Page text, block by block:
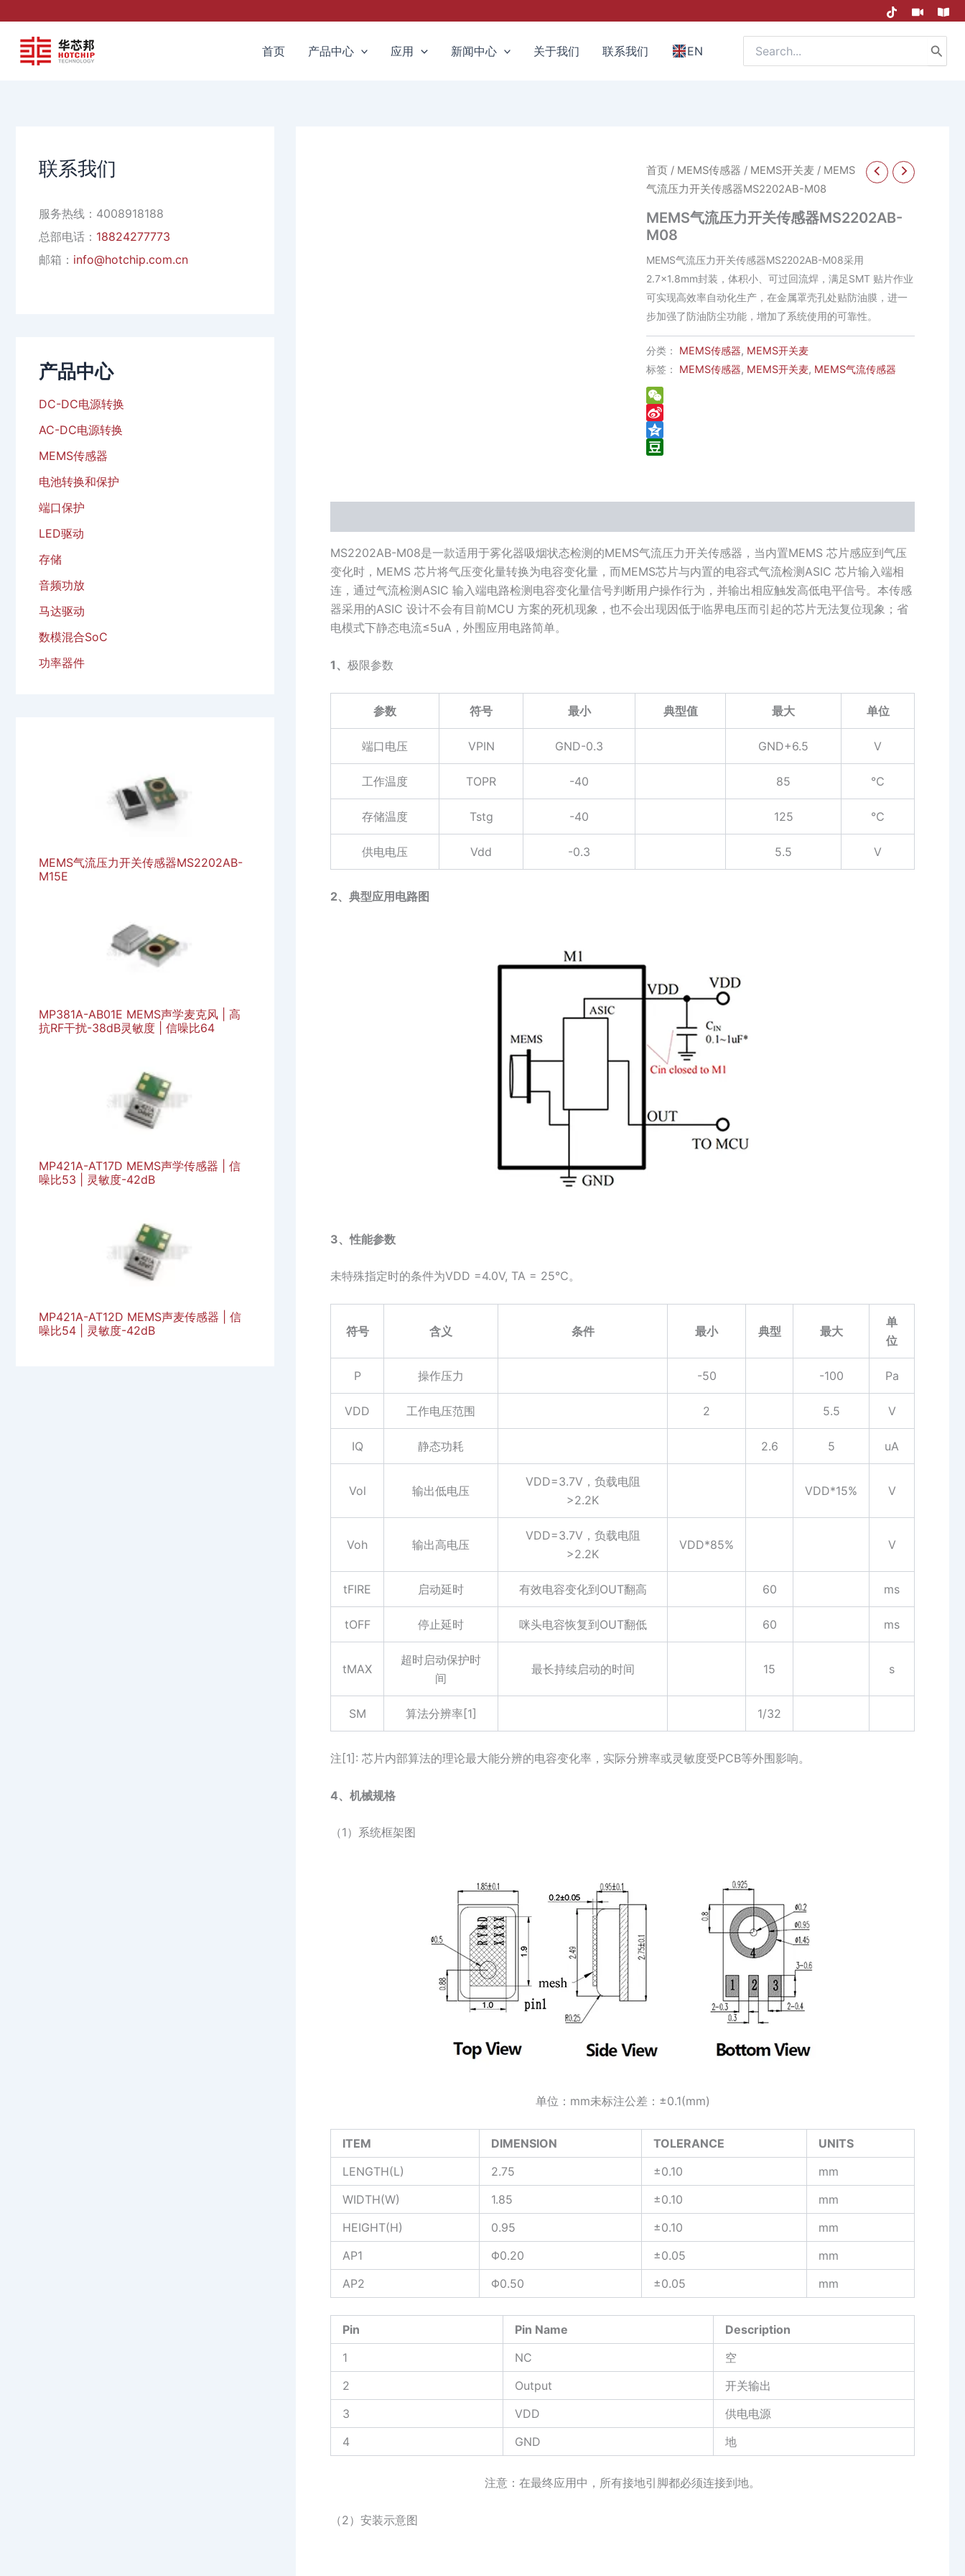
首页 产品中心 应用 新闻中心 关于我们 联系我们 EN
Search
for:
联系我们
服务热线：4008918188
总部电话： 18824277773
邮箱： info@hotchip.com.cn
产品中心
DC-DC电源转换
AC-DC电源转换
MEMS传感器
电池转换和保护
端口保护
LED驱动
存储
音频功放
马达驱动
数模混合SoC
功率器件
MEMS气流压力开关传感器MS2202AB-
M15E
MP381A-AB01E MEMS声学麦克风 | 高
抗RF干扰-38dB灵敏度 | 信噪比64
MP421A-AT17D MEMS声学传感器 | 信
噪比53 | 灵敏度-42dB
MP421A-AT12D MEMS声麦传感器 | 信
噪比54 | 灵敏度-42dB
首页/ MEMS传感器 / MEMS开关麦/ MEMS
气流压力开关传感器MS2202AB-M08
MEMS气流压力开关传感器MS2202AB-
M08
MEMS气流压力开关传感器MS2202AB-M08采用
2.7×1.8mm封装，体积小、可过回流焊，满足SMT 贴片作业
可实现高效率自动化生产，在金属罩壳孔处贴防油膜，进一
步加强了防油防尘功能，增加了系统使用的可靠性。
分类： MEMS传感器, MEMS开关麦
标签： MEMS传感器, MEMS开关麦, MEMS气流传感器
WeChat
Sina
Weibo
Qzone
MS2202AB-M08是一款适用于雾化器吸烟状态检测的MEMS气流压力开关传感器，当内置MEMS 芯片感应到气压
变化时，MEMS 芯片将气压变化量转换为电容变化量，而MEMS芯片与内置的电容式气流检测ASIC 芯片输入端相
连，通过气流检测ASIC 输入端电路检测电容变化量信号判断用户操作行为，并输出相应触发高低电平信号。本传感
器采用的ASIC 设计不会有目前MCU 方案的死机现象，也不会出现因低于临界电压而引起的芯片无法复位现象；省
电模式下静态电流≤5uA，外围应用电路简单。
1、 极限参数
参数 符号 最小 典型值 最大 单位
端口电压 VPIN GND-0.3 GND+6.5 V
工作温度 TOPR -40 85 ℃
存储温度 Tstg -40 125 ℃
供电电压 Vdd -0.3 5.5 V
2、典型应用电路图
3、性能参数
未特殊指定时的条件为VDD =4.0V, TA = 25℃。
符号 含义 条件 最小 典型 最大
单
位
P 操作压力 -50 -100 Pa
VDD 工作电压范围 2 5.5 V
IQ 静态功耗 2.6 5 uA
Vol 输出低电压
VDD=3.7V，负载电阻
>2.2K
VDD*15% V
Voh 输出高电压
VDD=3.7V，负载电阻
>2.2K
VDD*85% V
tFIRE 启动延时 有效电容变化到OUT翻高 60 ms
tOFF 停止延时 咪头电容恢复到OUT翻低 60 ms
tMAX
超时启动保护时
间
最长持续启动的时间 15 s
SM 算法分辨率[1] 1/32
注[1]: 芯片内部算法的理论最大能分辨的电容变化率，实际分辨率或灵敏度受PCB等外围影响。
4、机械规格
（1）系统框架图
单位：mm未标注公差：±0.1(mm)
ITEM DIMENSION TOLERANCE
UNITS
LENGTH(L)
2.75 ±0.10
mm
WIDTH(W)
1.85 ±0.10
mm
HEIGHT(H)
0.95 ±0.10
mm
AP1
Φ0.20 ±0.05
mm
AP2
Φ0.50 ±0.05 mm
Pin Pin Name
Description
1
NC
空
2
Output
开关输出
3
VDD
供电电源
4
GND 地
注意：在最终应用中，所有接地引脚都必须连接到地。
（2）安装示意图